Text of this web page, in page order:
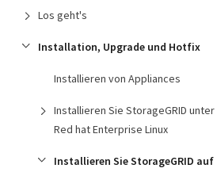
Los geht's
Installation, Upgrade und Hotfix
Installieren von Appliances
Installieren Sie StorageGRID unter
Red hat Enterprise Linux
Installieren Sie StorageGRID auf